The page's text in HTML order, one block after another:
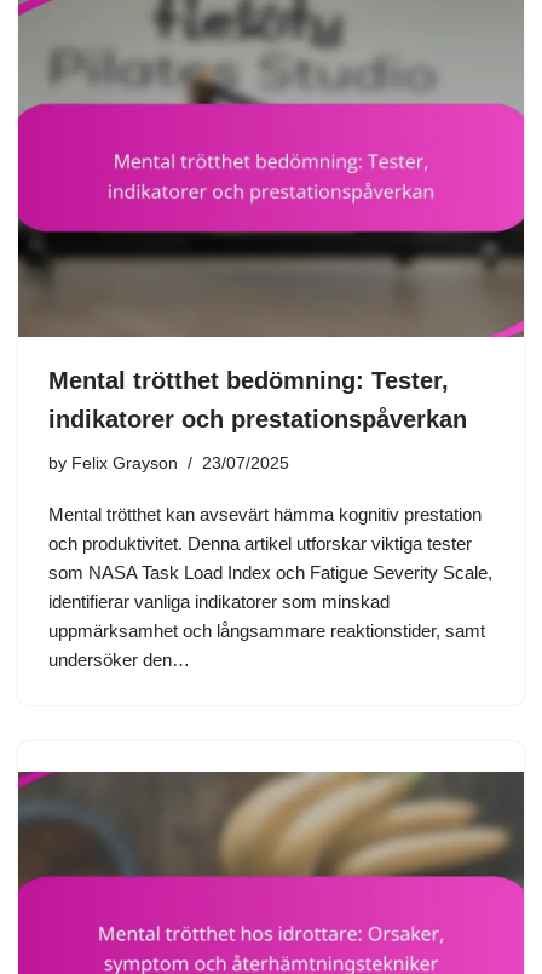
Mental trötthet bedömning: Tester,
indikatorer och prestationspåverkan
by Felix Grayson 23/07/2025
Mental trötthet kan avsevärt hämma kognitiv prestation
och produktivitet. Denna artikel utforskar viktiga tester
som NASA Task Load Index och Fatigue Severity Scale,
identifierar vanliga indikatorer som minskad
uppmärksamhet och långsammare reaktionstider, samt
undersöker den…